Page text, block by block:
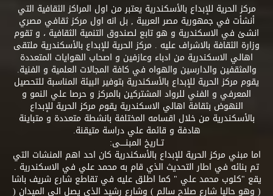
مركز الحرية للإبداع بالأسكندرية يعتبر من اول المراكز الثقافية التي
أنشأت في جمهورية مصر العربية , بل انه اول مركز ثقافي مصري
انشئ في الاسكندرية و هو تابع لصندوق التنمية الثقافية ، و تقوم
وزارة الثقافة بالاشراف عليه . مركز الحرية للإبداع بالأسكندرية ملتقى
اهالي الاسكندرية من ادباء وعازفين و اصحاب الهوايات المتعددة
والمثقفين والدارسين والهواه في كافة المجالات العلمية و الفنية.
يقوم مركز الحرية للإبداع بالأسكندرية بتوفير البيئة المناسبة للتحصيل
المعرفي و الفني للرواد المشتركين بالمركز و حرصا علي النمو و
النهوض بثقافة اهالي الاسكندرية يقوم مركز الحرية للإبداع
بالأسكندرية من خلال اقسامه المختلفة بانشطة متعددة و متباينة
هادفة و قائمة علي دراسة متيقنة.
تــاريخ المبنــــى:
اما مبني مركز الحرية للإبداع بالأسكندرية كان احد اهم المنشات التي
تم بنائه في اطار التحديث الذي قام به محمد علي في الاسكندرية .
يقع "كلوب محمد علي " كما اطلق عليه في تقاطع شارع شريف باشا
( وهو حاليا شارع صلاح سالم ) وشارع رشيد الذي يصل الي الميدان (